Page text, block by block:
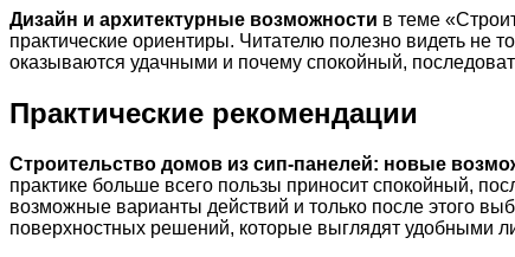
Дизайн и архитектурные возможности в теме
практические ориентиры. Читателю полезно видеть не
оказываются удачными и почему спокойный,
Практические рекомендации
Строительство домов из сип-панелей: новые
практике больше всего пользы приносит спокойный,
возможные варианты действий и только после этого
поверхностных решений, которые выглядят удобными